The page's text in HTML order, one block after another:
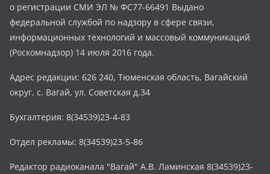
о регистрации СМИ ЭЛ № ФС77-66491 Выдано
федеральной службой по надзору в сфере связи,
информационных технологий и массовый коммуникаций
(Роскомнадзор) 14 июля 2016 года.
Адрес редакции: 626 240, Тюменская область, Вагайский
округ, с. Вагай, ул. Советская д.34
Бухгалтерия: 8(34539)23-4-83
Отдел рекламы: 8(34539)23-5-86
Редактор радиоканала "Вагай" А.В. Ламинская 8(34539)23-